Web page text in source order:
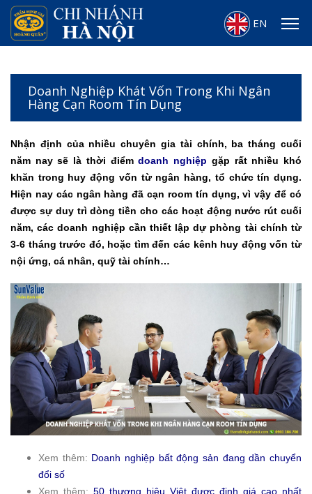
EN
Doanh Nghiệp Khát Vốn Trong Khi Ngân
Hàng Cạn Room Tín Dụng
Nhận định của nhiều chuyên gia tài chính, ba tháng cuối
năm nay sẽ là thời điểmdoanh nghiệp gặp rất nhiều khó
khăn trong huy động vốn từ ngân hàng, tổ chức tín dụng.
Hiện nay các ngân hàng đã cạn room tín dụng, vì vậy để có
được sự duy trì dòng tiền cho các hoạt động nước rút cuối
năm, các doanh nghiệp cần thiết lập dự phòng tài chính từ
3-6 tháng trước đó, hoặc tìm đến các kênh huy động vốn từ
nội ứng, cá nhân, quỹ tài chính…
Xem thêm: Doanh nghiệp bất động sản đang dần chuyển
đổi số
Xem thêm: 50 thương hiệu Việt được định giá cao nhất